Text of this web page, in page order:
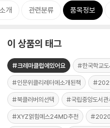
개 관련분류 품목정보
이 상품의 태그
#크레마클럽에있어요 #한국학교도
#인문위클리레터에소개된책
#북클러버의선택 #국립중앙도서관
#XYZ얽힘예스24MD추천 #2020